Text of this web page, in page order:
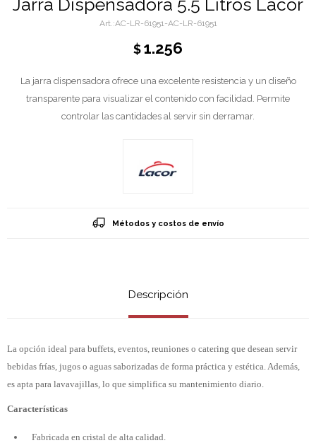
Jarra Dispensadora 5.5 Litros Lacor
AC-LR-61951-AC-LR-61951
$1.256
La jarra dispensadora ofrece una excelente resistencia y un diseño
transparente para visualizar el contenido con facilidad. Permite
controlar las cantidades al servir sin derramar.
Métodos y costos de envío
Descripción
La opción ideal para buffets, eventos, reuniones o catering que desean servir
bebidas frías, jugos o aguas saborizadas de forma práctica y estética. Además,
es apta para lavavajillas, lo que simplifica su mantenimiento diario.
Características
Fabricada en cristal de alta calidad.